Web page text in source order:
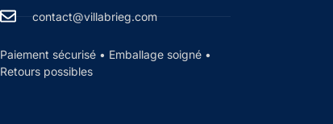
contact@villabrieg.com
Paiement sécurisé • Emballage soigné •
Retours possibles